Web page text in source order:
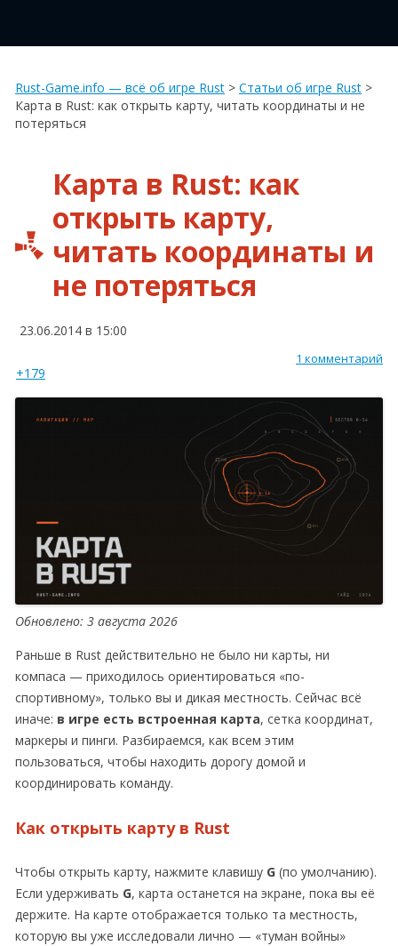
Rust-Game.info — всё об игре Rust > Статьи об игре Rust >
Карта в Rust: как открыть карту, читать координаты и не
потеряться
Карта в Rust: как
открыть карту,
читать координаты и
не потеряться
23.06.2014 в 15:00
1 комментарий
+179
Обновлено: 3 августа 2026
Раньше в Rust действительно не было ни карты, ни
компаса — приходилось ориентироваться «по-
спортивному», только вы и дикая местность. Сейчас всё
иначе: в игре есть встроенная карта, сетка координат,
маркеры и пинги. Разбираемся, как всем этим
пользоваться, чтобы находить дорогу домой и
координировать команду.
Как открыть карту в Rust
Чтобы открыть карту, нажмите клавишу G (по умолчанию).
Если удерживать G, карта останется на экране, пока вы её
держите. На карте отображается только та местность,
которую вы уже исследовали лично — «туман войны»